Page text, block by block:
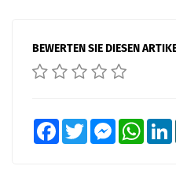
BEWERTEN SIE DIESEN
FacebookTwitter Messenger